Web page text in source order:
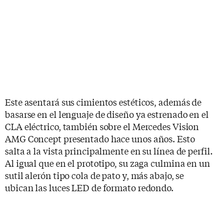
Este asentará sus cimientos estéticos, además de
basarse en el lenguaje de diseño ya estrenado en el
CLA eléctrico, también sobre el Mercedes Vision
AMG Concept presentado hace unos años. Esto
salta a la vista principalmente en su línea de perfil.
Al igual que en el prototipo, su zaga culmina en un
sutil alerón tipo cola de pato y, más abajo, se
ubican las luces LED de formato redondo.